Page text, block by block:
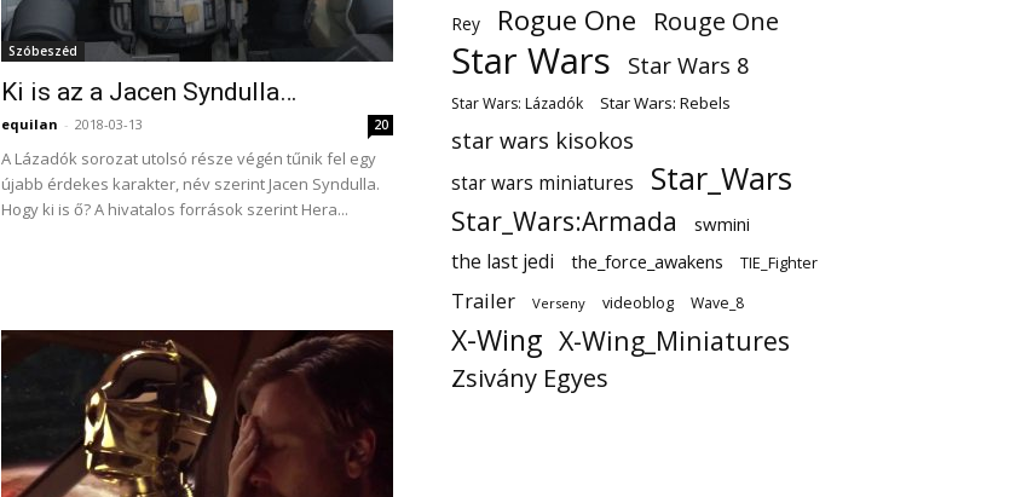
Szóbeszéd
Ki is az a Jacen Syndulla…
equilan - 2018-03-13 20
A Lázadók sorozat utolsó része végén tűnik fel egy
újabb érdekes karakter, név szerint Jacen Syndulla.
Hogy ki is ő? A hivatalos források szerint Hera...
Rey
Rogue One Rouge One
Star Wars Star Wars 8
Star Wars: Lázadók Star Wars: Rebels
star wars kisokos
star wars miniatures Star_Wars
Star_Wars:Armada swmini
the last jedi the_force_awakens TIE_Fighter
Trailer Verseny videoblog Wave_8
X-Wing X-Wing_Miniatures
Zsivány Egyes